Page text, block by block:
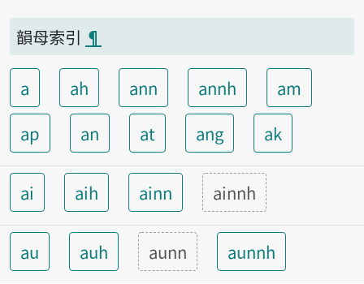
韻母索引 ¶
a ah ann annh
am
ap
an at ang ak
ai aih ainn ainnh
au auh aunn aunnh